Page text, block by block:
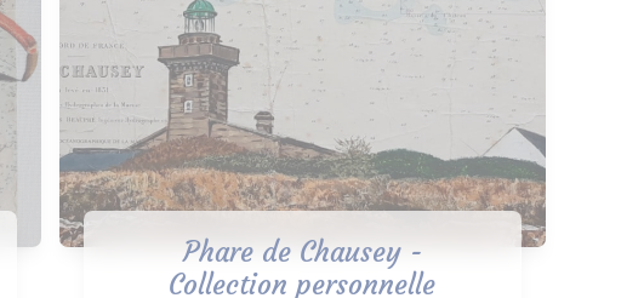
Phare de Chausey -
Collection personnelle